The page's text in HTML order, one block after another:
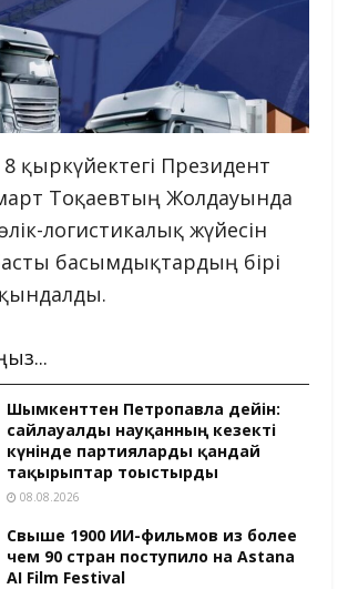
қыркүйектегі Президент
Тоқаевтың Жолдауында
логистикалық жүйесін
басымдықтардың бірі
Шымкенттен Петропавлға дейін:
сайлауалды науқанның кезекті
күнінде партияларды қандай
тақырыптар тоғыстырды
08.08.2026
Свыше 1900 ИИ-фильмов из более
чем 90 стран поступило на Astana
AI Film Festival